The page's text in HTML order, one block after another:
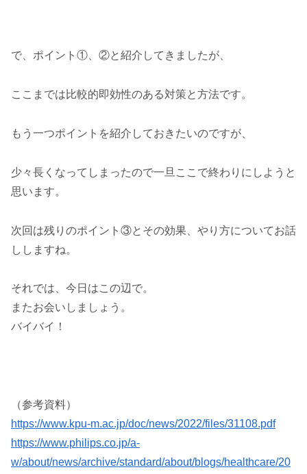
で、ポイント①、②と紹介してきましたが、
ここまでは比較的即効性のある対策と方法です。
もう一つポイントを紹介しておきたいのですが、
少々長くなってしまったので一旦ここで終わりにしようと
思います。
次回は残りのポイント③とその効果、やり方についてお話
ししますね。
それでは、今日はこの辺で。
またお会いしましょう。
バイバイ！
（参考資料）
https://www.kpu-m.ac.jp/doc/news/2022/files/31108.pdf
https://www.philips.co.jp/a-
w/about/news/archive/standard/about/blogs/healthcare/20